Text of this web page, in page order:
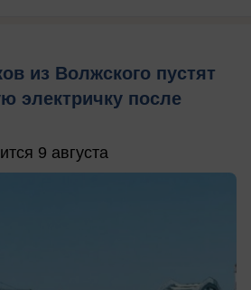
из Волжского пустят
электричку после
9 августа